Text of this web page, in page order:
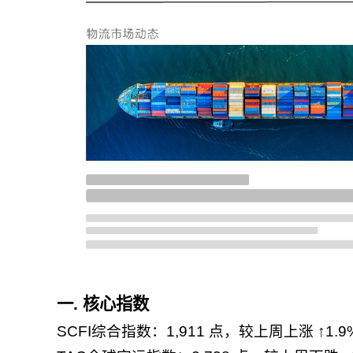
一. 核心指数
SCFI综合指数：1,911 点，较上周上涨